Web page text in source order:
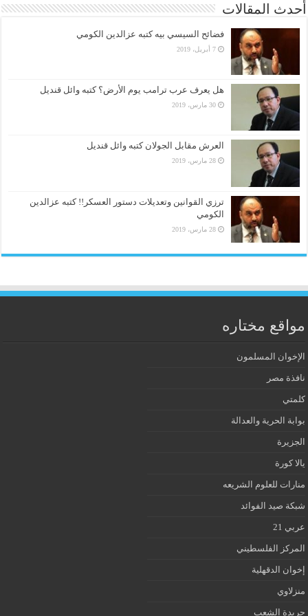
أحدث المقالات
فضائح السيسي بيه كتبه عزالدين الكومي
7 أبريل، 2019
هل يعرف عرب ترامب يوم الأرض؟ كتبه وائل قنديل
30 مارس، 2019
العرش مقابل الجولان كتبه وائل قنديل
28 مارس، 2019
ترزي القوانين وتعديلات دستور العسكر!! كتبه عزالدين
الكومي
28 مارس، 2019
مواقع مختاره
الإخوان المسلمون
نافذة مصر
كلمتي
بوابة الحرية والعدالة
الجزيرة
يالا كورة
منارات للعلوم الشريعه
شبكة صيد الفوائد
عربي 21
المركز الفلسطيني
إخوان الدقهلية
منزلاوي
جريدة الشعب